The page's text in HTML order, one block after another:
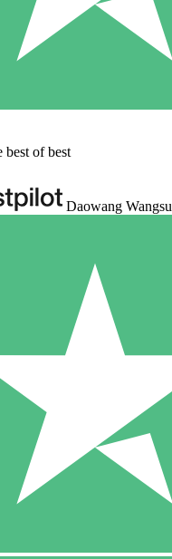
best of best
Daowang Wangsu